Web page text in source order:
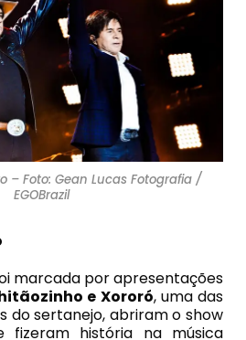
– Foto: Gean Lucas Fotografia /
EGOBrazil
marcada por apresentações
e Xororó, uma das
do sertanejo, abriram o show
fizeram história na música